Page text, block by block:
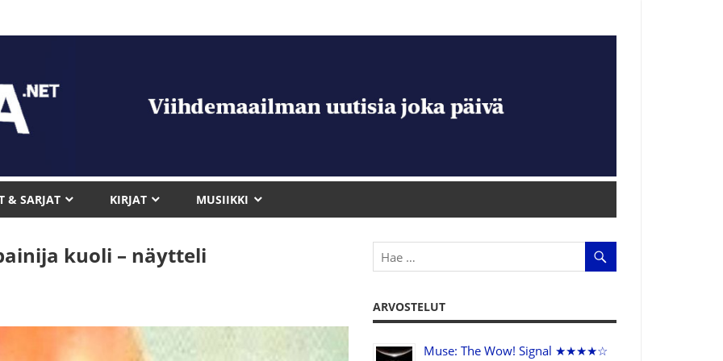
& SARJAT KIRJAT MUSIIKKI
kuoli – näytteli
ARVOSTELUT
Muse: The Wow! Signal ★★★★☆